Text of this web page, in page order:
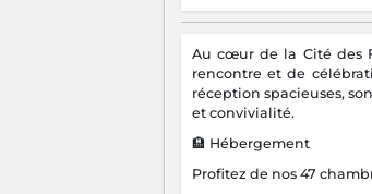
Au cœur de la Cité des
rencontre et de
réception spacieuses,
et convivialité.
🏨 Hébergement
Profitez de nos 47